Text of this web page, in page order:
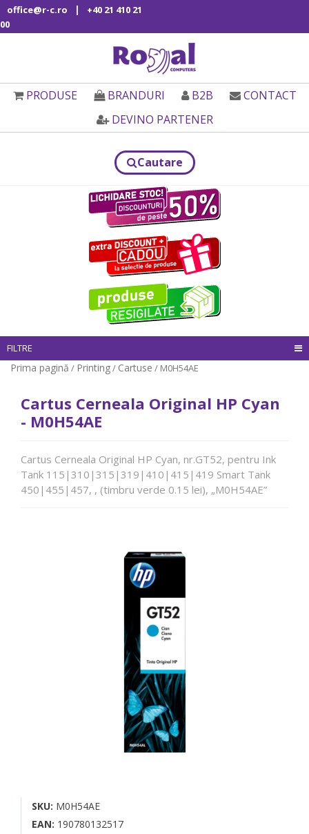
office@r-c.ro |
+40 21 410 21
00
PRODUSE BRANDURI B2B
CONTACT
DEVINO PARTENER
Cautare
FILTRE
Prima pagină / Printing/ Cartuse / M0H54AE
Cartus Cerneala Original HP Cyan
- M0H54AE
Cartus Cerneala Original HP Cyan, nr.GT52, pentru Ink
Tank 115|310|315|319|410|415|419 Smart Tank
450|455|457, , (timbru verde 0.15 lei), „M0H54AE”
SKU: M0H54AE
EAN: 190780132517